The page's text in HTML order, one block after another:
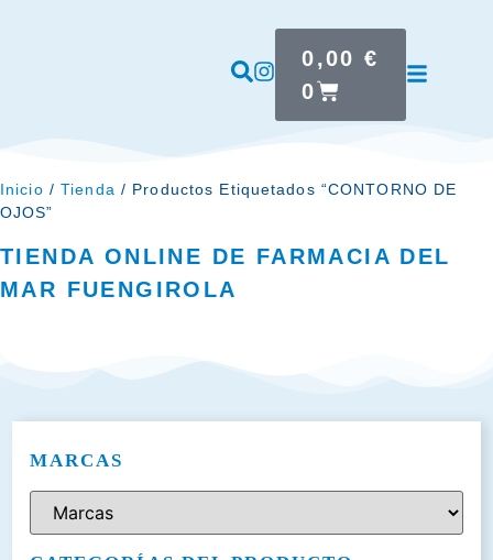
0,00€
0
Inicio /Tienda / Productos Etiquetados “CONTORNO DE
OJOS”
TIENDA ONLINE DE FARMACIA DEL
MAR FUENGIROLA
MARCAS